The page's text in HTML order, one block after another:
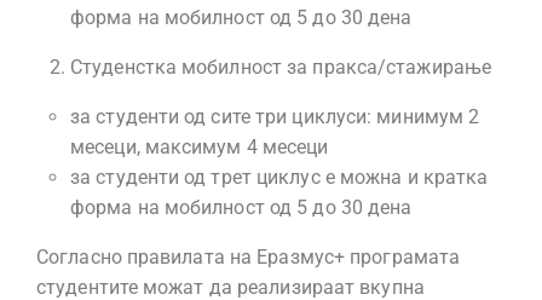
форма на мобилност од 5 до 30 дена
Студенстка мобилност за пракса/стажирање
за студенти од сите три циклуси: минимум 2
месеци, максимум 4 месеци
за студенти од трет циклус е можна и кратка
форма на мобилност од 5 до 30 дена
Согласно правилата на Еразмус+ програмата
студентите можат да реализираат вкупна